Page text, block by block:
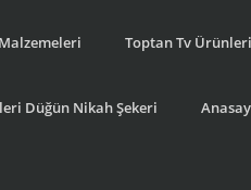
Toptan Tv Ürünleri
Düğün Nikah Şekeri